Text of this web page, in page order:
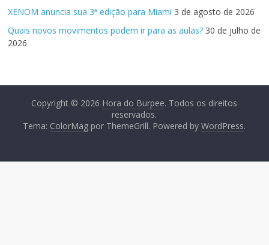
XENOM anuncia sua 3ª edição para Miami 3 de agosto de 2026
Quais novos movimentos podem ir para as aulas? 30 de julho de
2026
Copyright © 2026 Hora do Burpee. Todos os direitos
reservados.
Tema: ColorMag por ThemeGrill. Powered byWordPress.